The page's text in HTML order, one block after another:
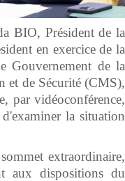
BIO, Président de la
en exercice de la
Gouvernement de la
et de Sécurité (CMS),
par vidéoconférence,
la situation
extraordinaire,
aux dispositions du